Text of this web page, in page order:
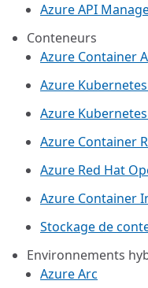
Azure API
Conteneurs
Azure Container
Azure Kubernetes
Azure
Azure Container
Azure Red Hat
Azure Container
Stockage de
Environnements
Azure Arc​